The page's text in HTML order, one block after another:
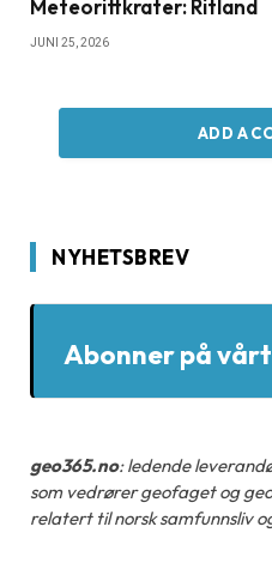
Meteorittkrater: Ritland
JUNI 25, 2026
ADD A
NYHETSBREV
Abonner på
geo365.no: ledende
som vedrører geofaget og
relatert til norsk samfunnsliv